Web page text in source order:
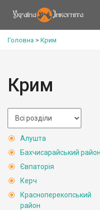
Головна > Крим
Крим
Алушта
Бахчисарайський район
Євпаторія
Керч
Красноперекопський
район